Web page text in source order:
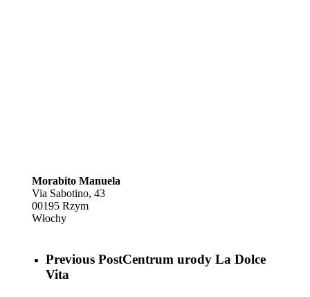
Morabito Manuela
Via Sabotino, 43
00195 Rzym
Włochy
Previous PostCentrum urody La Dolce
Vita